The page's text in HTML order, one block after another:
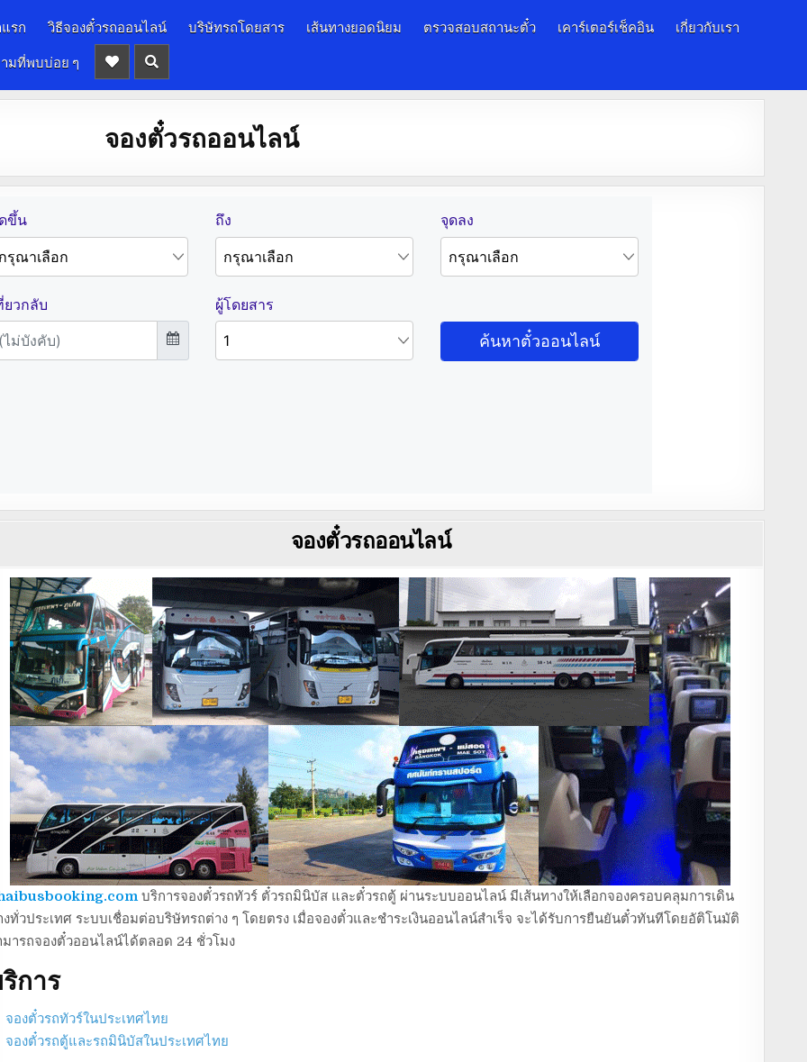
รก วิธีจองตั๋วรถออนไลน์ บริษัทรถโดยสาร เส้นทางยอดนิยม ตรวจสอบสถานะตั๋ว เคาร์เตอร์เช็คอิน
เกี่ยวกับเรา
มที่พบบ่อย ๆ
จองตั๋วรถออนไลน์
จองตั๋วรถออนไลน์
บริการจองตั๋วรถทัวร์ ตั๋วรถมินิบัส และตั๋วรถตู้ ผ่านระบบออนไลน์ มีเส้นทางให้เลือกจองครอบคลุมการเดิน
งทั่วประเทศ ระบบเชื่อมต่อบริษัทรถต่าง ๆ โดยตรง เมื่อจองตั๋วและชำระเงินออนไลน์สำเร็จ จะได้รับการยืนยันตั๋วทันทีโดยอัติโนมัติ
มารถจองตั๋วออนไลน์ได้ตลอด 24 ชั่วโมง
การ
จองตั๋วรถทัวร์ในประเทศไทย
จองตั๋วรถตู้และรถมินิบัสในประเทศไทย